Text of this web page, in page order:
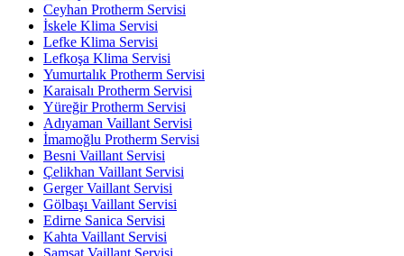
Ceyhan Protherm Servisi
İskele Klima Servisi
Lefke Klima Servisi
Lefkoşa Klima Servisi
Yumurtalık Protherm Servisi
Karaisalı Protherm Servisi
Yüreğir Protherm Servisi
Adıyaman Vaillant Servisi
İmamoğlu Protherm Servisi
Besni Vaillant Servisi
Çelikhan Vaillant Servisi
Gerger Vaillant Servisi
Gölbaşı Vaillant Servisi
Edirne Sanica Servisi
Kahta Vaillant Servisi